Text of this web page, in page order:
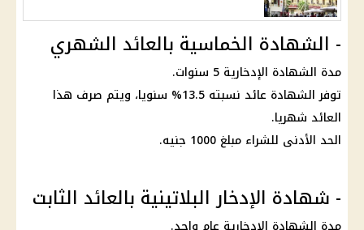
- الشهادة الخماسية بالعائد الشهري
مدة الشهادة الإدخارية 5 سنوات.
توفرالشهادة عائد نسبته 13.5% سنويا، ويتم صرف هذا
العائد شهريا.
الحد الأدنى للشراء مبلغ 1000 جنيه.
- شهادة الإدخار البلاتينية بالعائد الثابت